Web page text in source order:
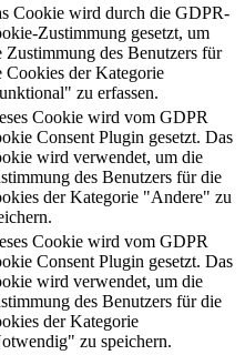
Cookie wird durch die GDPR-
Zustimmung gesetzt, um
Zustimmung des Benutzers für
Cookies der Kategorie
zu erfassen.
Cookie wird vom GDPR
Consent Plugin gesetzt. Das
wird verwendet, um die
des Benutzers für die
der Kategorie "Andere" zu
Cookie wird vom GDPR
Consent Plugin gesetzt. Das
wird verwendet, um die
des Benutzers für die
der Kategorie
zu speichern.